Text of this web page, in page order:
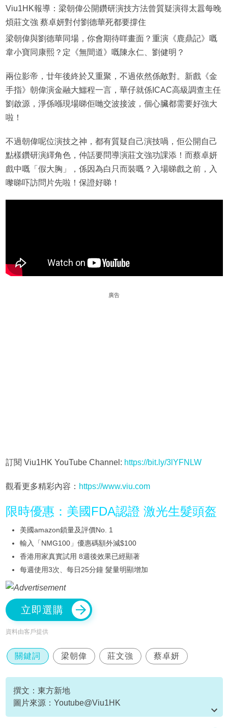
Viu1HK報導：梁朝偉公開鑽研演技方法曾質疑演得太囂每晚
煩莊文強 蔡卓妍對付劉德華死都要撐住
梁朝偉與劉德華同場，你會期待咩畫面？重演《鹿鼎記》嘅
韋小寶同康熙？定《無間道》嘅陳永仁、劉健明？
兩位影帝，廿年後終於又重聚，不過依然係敵對。新戲《金
手指》朝偉演金融大鱷程一言，華仔就係ICAC高級調查主任
劉啟源，淨係喺現場睇佢哋交波接波，個心臟都需要好強大
啦！
不過朝偉呢位演技之神，都有質疑自己演技喎，佢公開自己
點樣鑽研演繹角色，仲話要問導演莊文強功課添！而蔡卓妍
戲中嘅「假大胸」，係因為白只而裝嘅？入場睇戲之前，入
嚟睇吓訪問片先啦！保證好睇！
廣告
訂閱 Viu1HK YouTube Channel: https://bit.ly/3lYFNLW
觀看更多精彩內容： https://www.viu.com
限時優惠：美國FDA認證 激光生髮頭盔
美國amazon鎖量及評價No. 1
輸入「NMG100」優惠碼額外減$100
香港用家真實試用 8週後效果已經顯著
每週使用3次、每日25分鐘 髮量明顯增加
立即選購
資料由客戶提供
關鍵詞 梁朝偉 莊文強 蔡卓妍
撰文：東方新地
圖片來源：Youtube@Viu1HK
資料或影片來源：Youtube@Viu1HK